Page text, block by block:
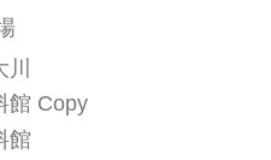
館 Copy
館